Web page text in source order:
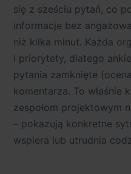
się z sześciu pytań, co
informacje bez
niż kilka minut. Każda
i priorytety, dlatego
pytania zamknięte
komentarza. To właśnie
zespołom projektowym
– pokazują konkretne
wspiera lub utrudnia